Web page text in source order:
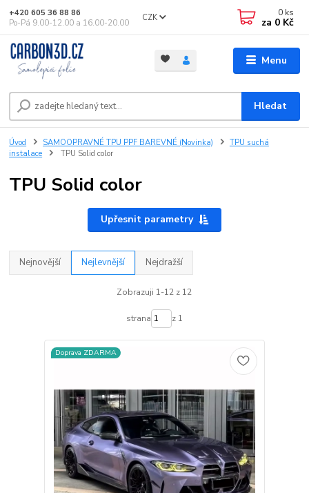
Menu
CZK
Hledat
+420 605 36 88 86
Po-Pá 9.00-12.00 a 16.00-20.00
0 ks
za 0 Kč
Úvod SAMOOPRAVNÉ TPU PPF BAREVNÉ (Novinka)
TPU suchá
instalace
TPU Solid color
TPU Solid color
Upřesnit parametry
Nejnovější Nejlevnější Nejdražší
Zobrazuji 1-12 z 12
strana z 1
Doprava ZDARMA